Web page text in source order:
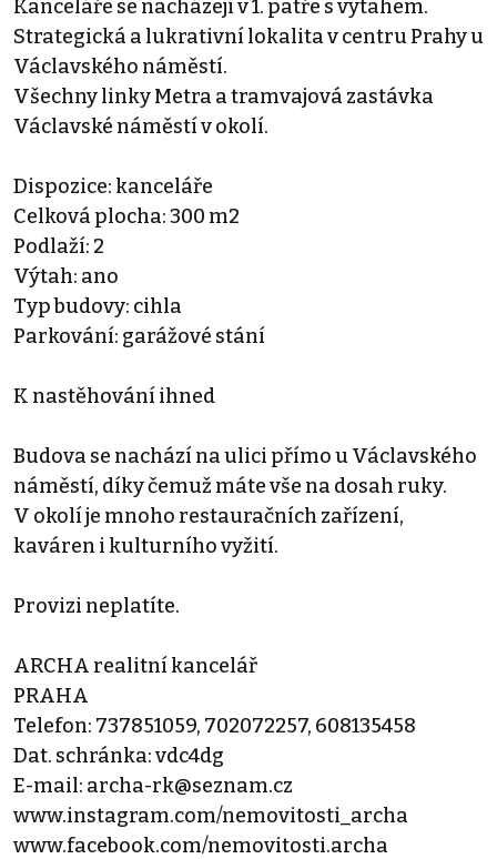
Kanceláře se nacházejí v 1. patře s výtahem.
Strategická a lukrativní lokalita v centru Prahy u
Václavského náměstí.
Všechny linky Metra a tramvajová zastávka
Václavské náměstí v okolí.
Dispozice: kanceláře
Celková plocha: 300 m2
Podlaží: 2
Výtah: ano
Typ budovy: cihla
Parkování: garážové stání
K nastěhování ihned
Budova se nachází na ulici přímo u Václavského
náměstí, díky čemuž máte vše na dosah ruky.
V okolí je mnoho restauračních zařízení,
kaváren i kulturního vyžití.
Provizi neplatíte.
ARCHA realitní kancelář
PRAHA
Telefon: 737851059, 702072257, 608135458
Dat. schránka: vdc4dg
E-mail: archa-rk@seznam.cz
www.instagram.com/nemovitosti_archa
www.facebook.com/nemovitosti.archa